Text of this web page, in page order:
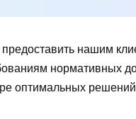
нашим
нормативных
оптимальных